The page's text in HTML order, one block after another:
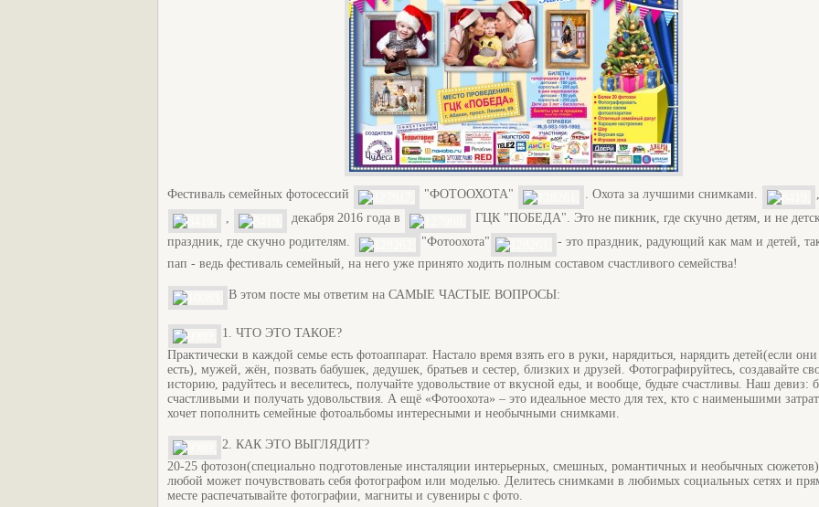
Фестиваль семейных фотосессий "ФОТООХОТА" . Охота за лучшими снимками.
,
,
декабря 2016 года в
ГЦК "ПОБЕДА". Это не пикник, где скучно детям, и не
праздник, где скучно родителям.
"Фотоохота"
- это праздник, радующий как мам и детей,
пап - ведь фестиваль семейный, на него уже принято ходить полным составом счастливого семейства!
В этом посте мы ответим на САМЫЕ ЧАСТЫЕ ВОПРОСЫ:
1. ЧТО ЭТО ТАКОЕ?
Практически в каждой семье есть фотоаппарат. Настало время взять его в руки, нарядиться, нарядить детей(если
есть), мужей, жён, позвать бабушек, дедушек, братьев и сестер, близких и друзей. Фотографируйтесь, создавайте
историю, радуйтесь и веселитесь, получайте удовольствие от вкусной еды, и вообще, будьте счастливы. Наш девиз:
счастливыми и получать удовольствия. А ещё «Фотоохота» – это идеальное место для тех, кто с наименьшими
хочет пополнить семейные фотоальбомы интересными и необычными снимками.
2. КАК ЭТО ВЫГЛЯДИТ?
20-25 фотозон(специально подготовленые инсталяции интерьерных, смешных, романтичных и необычных
любой может почувствовать себя фотографом или моделью. Делитесь снимками в любимых социальных сетях и
месте распечатывайте фотографии, магниты и сувениры с фото.